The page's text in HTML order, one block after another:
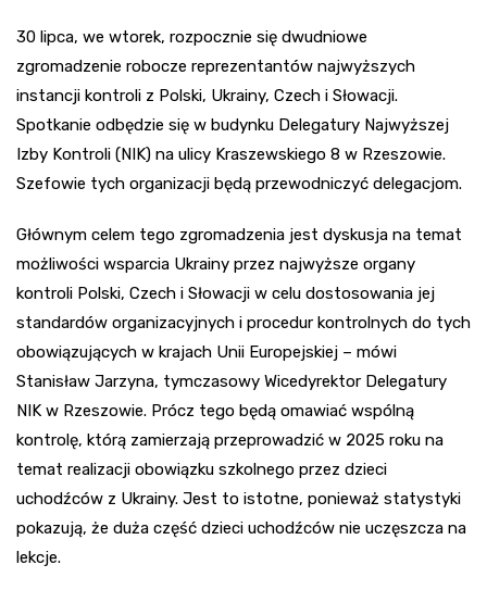
30 lipca, we wtorek, rozpocznie się dwudniowe
zgromadzenie robocze reprezentantów najwyższych
instancji kontroli z Polski, Ukrainy, Czech i Słowacji.
Spotkanie odbędzie się w budynku Delegatury Najwyższej
Izby Kontroli (NIK) na ulicy Kraszewskiego 8 w Rzeszowie.
Szefowie tych organizacji będą przewodniczyć delegacjom.
Głównym celem tego zgromadzenia jest dyskusja na temat
możliwości wsparcia Ukrainy przez najwyższe organy
kontroli Polski, Czech i Słowacji w celu dostosowania jej
standardów organizacyjnych i procedur kontrolnych do tych
obowiązujących w krajach Unii Europejskiej – mówi
Stanisław Jarzyna, tymczasowy Wicedyrektor Delegatury
NIK w Rzeszowie. Prócz tego będą omawiać wspólną
kontrolę, którą zamierzają przeprowadzić w 2025 roku na
temat realizacji obowiązku szkolnego przez dzieci
uchodźców z Ukrainy. Jest to istotne, ponieważ statystyki
pokazują, że duża część dzieci uchodźców nie uczęszcza na
lekcje.